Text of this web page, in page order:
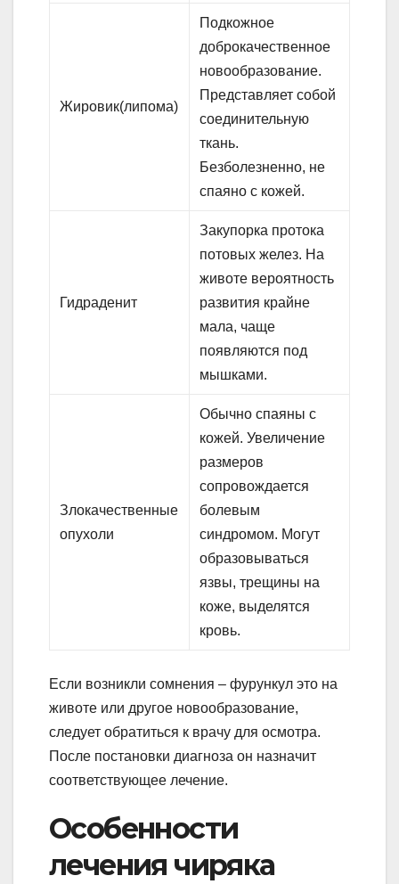
Жировик(липома)
Подкожное
доброкачественное
новообразование.
Представляет собой
соединительную
ткань.
Безболезненно, не
спаяно с кожей.
Гидраденит
Закупорка протока
потовых желез. На
животе вероятность
развития крайне
мала, чаще
появляются под
мышками.
Злокачественные
опухоли
Обычно спаяны с
кожей. Увеличение
размеров
сопровождается
болевым
синдромом. Могут
образовываться
язвы, трещины на
коже, выделятся
кровь.
Если возникли сомнения – фурункул это на
животе или другое новообразование,
следует обратиться к врачу для осмотра.
После постановки диагноза он назначит
соответствующее лечение.
Особенности
лечения чиряка